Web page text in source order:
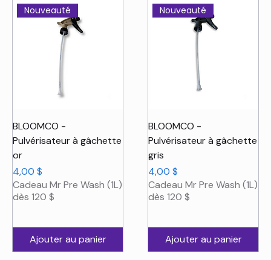
Nouveauté
BLOOMCO -
Pulvérisateur à gâchette
or
Prix
4,00 $
Cadeau Mr Pre Wash (1L)
dès 120 $
Ajouter au panier
Nouveauté
BLOOMCO -
Pulvérisateur à gâchette
gris
Prix
4,00 $
Cadeau Mr Pre Wash (1L)
dès 120 $
Ajouter au panier